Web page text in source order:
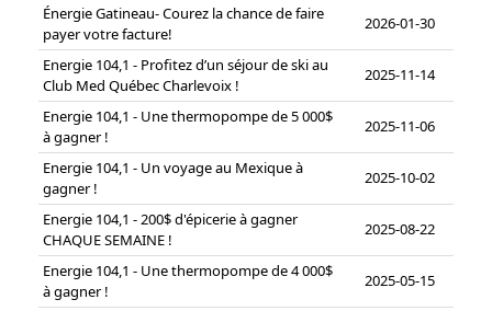
Énergie Gatineau- Courez la chance de faire
payer votre facture!
2026-01-30
Energie 104,1 - Profitez d’un séjour de ski au
Club Med Québec Charlevoix !
2025-11-14
Energie 104,1 - Une thermopompe de 5 000$
à gagner !
2025-11-06
Energie 104,1 - Un voyage au Mexique à
gagner !
2025-10-02
Energie 104,1 - 200$ d'épicerie à gagner
CHAQUE SEMAINE !
2025-08-22
Energie 104,1 - Une thermopompe de 4 000$
à gagner !
2025-05-15